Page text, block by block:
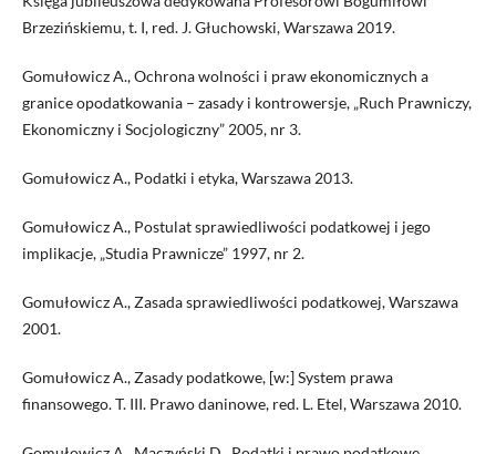
Brzezińskiemu, t. I, red. J. Głuchowski, Warszawa 2019.
Gomułowicz A., Ochrona wolności i praw ekonomicznych a
granice opodatkowania – zasady i kontrowersje, „Ruch Prawniczy,
Ekonomiczny i Socjologiczny” 2005, nr 3.
Gomułowicz A., Podatki i etyka, Warszawa 2013.
Gomułowicz A., Postulat sprawiedliwości podatkowej i jego
implikacje, „Studia Prawnicze” 1997, nr 2.
Gomułowicz A., Zasada sprawiedliwości podatkowej, Warszawa
2001.
Gomułowicz A., Zasady podatkowe, [w:] System prawa
finansowego. T. III. Prawo daninowe, red. L. Etel, Warszawa 2010.